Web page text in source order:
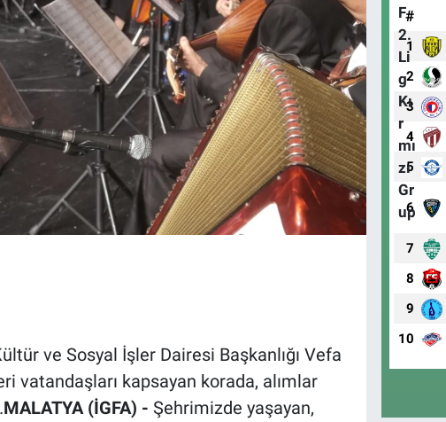
ve Sosyal İşler Dairesi Başkanlığı Vefa
vatandaşları kapsayan korada, alımlar
MALATYA (İGFA) - Şehrimizde yaşayan,
#
1
2
3
4
5
6
7
8
9
10